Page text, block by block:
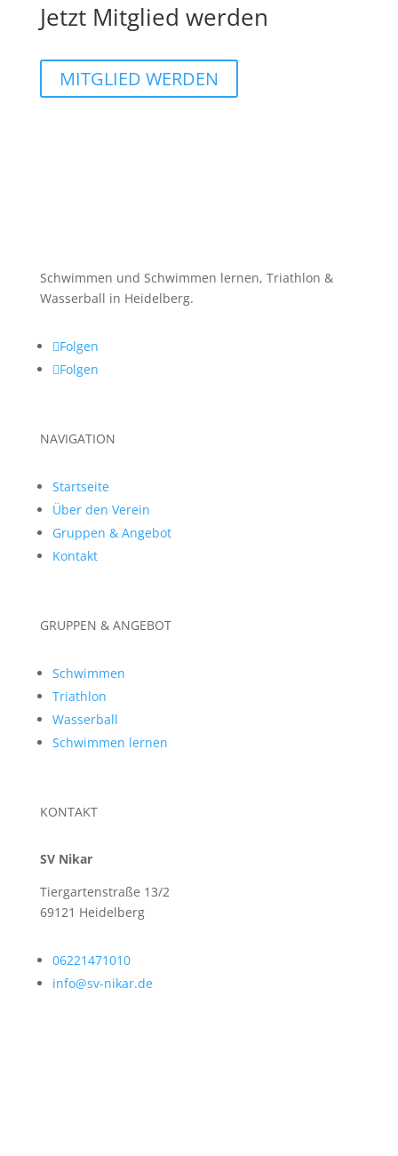
Jetzt Mitglied werden
MITGLIED WERDEN
Schwimmen und Schwimmen lernen, Triathlon &
Wasserball in Heidelberg.
Folgen
Folgen
NAVIGATION
Startseite
Über den Verein
Gruppen & Angebot
Kontakt
GRUPPEN & ANGEBOT
Schwimmen
Triathlon
Wasserball
Schwimmen lernen
KONTAKT
SV Nikar
Tiergartenstraße 13/2
69121 Heidelberg
06221471010
info@sv-nikar.de